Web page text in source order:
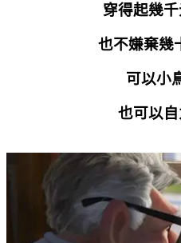
穿得起幾千
也不嫌棄幾
可以小
也可以自